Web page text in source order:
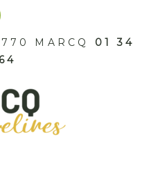
MARCQ 01 34